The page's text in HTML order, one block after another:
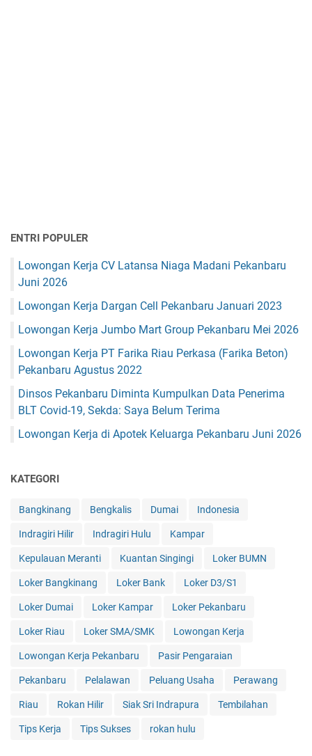
ENTRI POPULER
Lowongan Kerja CV Latansa Niaga Madani Pekanbaru
Juni 2026
Lowongan Kerja Dargan Cell Pekanbaru Januari 2023
Lowongan Kerja Jumbo Mart Group Pekanbaru Mei 2026
Lowongan Kerja PT Farika Riau Perkasa (Farika Beton)
Pekanbaru Agustus 2022
Dinsos Pekanbaru Diminta Kumpulkan Data Penerima
BLT Covid-19, Sekda: Saya Belum Terima
Lowongan Kerja di Apotek Keluarga Pekanbaru Juni 2026
KATEGORI
Bangkinang Bengkalis Dumai Indonesia
Indragiri Hilir Indragiri Hulu Kampar
Kepulauan Meranti Kuantan Singingi Loker BUMN
Loker Bangkinang Loker Bank Loker D3/S1
Loker Dumai Loker Kampar Loker Pekanbaru
Loker Riau Loker SMA/SMK Lowongan Kerja
Lowongan Kerja Pekanbaru Pasir Pengaraian
Pekanbaru Pelalawan Peluang Usaha Perawang
Riau Rokan Hilir Siak Sri Indrapura Tembilahan
Tips Kerja Tips Sukses rokan hulu